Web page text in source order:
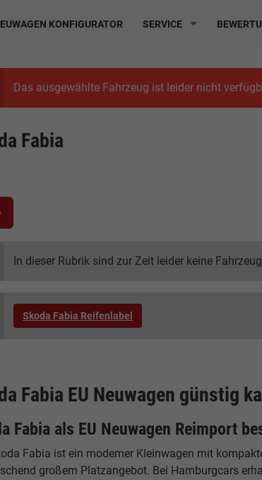
KONFIGURATOR SERVICE
Das ausgewählte Fahrzeug ist leider nicht
Fabia
In dieser Rubrik sind zur Zeit leider keine
Skoda Fabia Reifenlabel
Fabia EU Neuwagen günstig
Fabia als EU Neuwagen Reimport
Fabia ist ein moderner Kleinwagen mit
großem Platzangebot. Bei Hamburgcars